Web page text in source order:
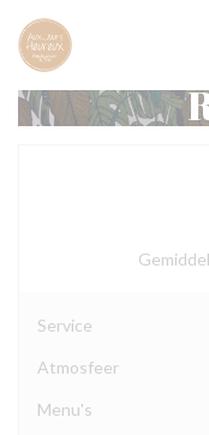
Cookies beheer paneel
Service
Atmosfeer
Menu's